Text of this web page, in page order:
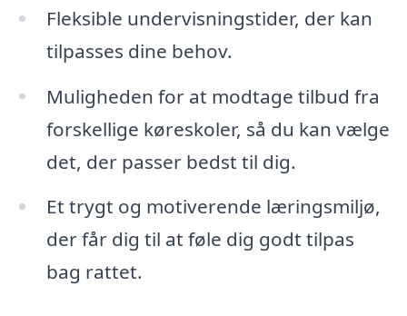
Fleksible undervisningstider, der kan
tilpasses dine behov.
Muligheden for at modtage tilbud fra
forskellige køreskoler, så du kan vælge
det, der passer bedst til dig.
Et trygt og motiverende læringsmiljø,
der får dig til at føle dig godt tilpas
bag rattet.